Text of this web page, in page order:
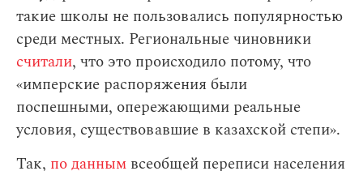
такие школы не пользовались популярностью
среди местных. Региональные чиновники
считали, что это происходило потому, что
«имперские распоряжения были
поспешными, опережающими реальные
условия, существовавшие в казахской степи».
Так, по данным всеобщей переписи населения